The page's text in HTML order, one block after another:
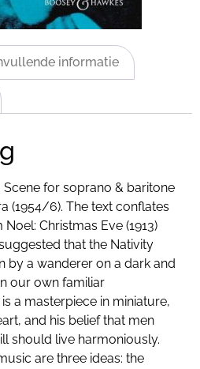
informatie
Scene for soprano & baritone
(1954/6). The text conflates
Noel: Christmas Eve (1913)
that the Nativity
by a wanderer on a dark and
our own familiar
is a masterpiece in miniature,
and his belief that men
should live harmoniously.
are three ideas: the